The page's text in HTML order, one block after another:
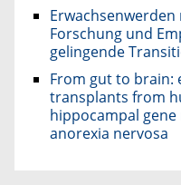
Forschung und
gelingende
​​From gut to brain:
transplants from
hippocampal
anorexia nervosa